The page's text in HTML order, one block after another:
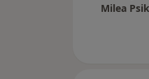
Milea